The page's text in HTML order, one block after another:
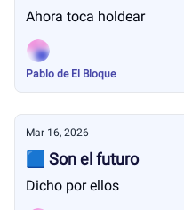
Ahora toca holdear
Pablo de El Bloque
Mar 16, 2026
🟦 Son el futuro
Dicho por ellos